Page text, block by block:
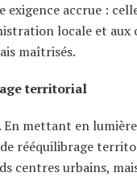
accrue :
locale et
maîtrisés.
territorial
En mettant en
rééquilibrage
centres urbains,